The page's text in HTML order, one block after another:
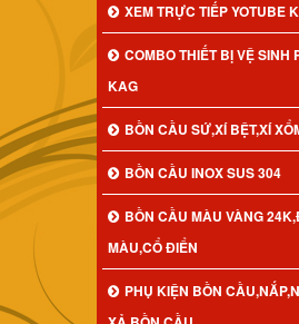
XEM TRỰC TIẾP YOTUBE
COMBO THIẾT BỊ VỆ SINH
KAG
BỒN CẦU SỨ,XÍ BỆT,XÍ
BỒN CẦU INOX SUS 304
BỒN CẦU MÀU VÀNG
MÀU,CỔ ĐIỂN
PHỤ KIỆN BỒN